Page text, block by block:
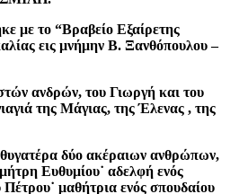
με το “Βραβείο Εξαίρετης
εις μνήμην Β. Ξανθόπουλου –
ανδρών, του Γιωργή και του
της Μάγιας, της Έλενας , της
θυγατέρα δύο ακέραιων ανθρώπων,
Ευθυμίου˙ αδελφή ενός
μαθήτρια ενός σπουδαίου